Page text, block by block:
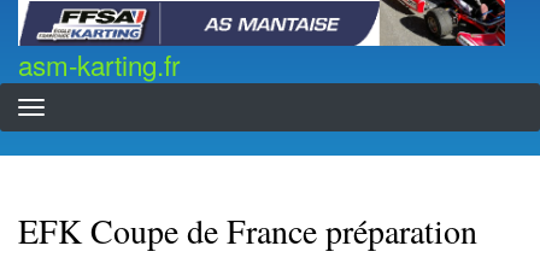
asm-karting.fr
EFK Coupe de France préparation